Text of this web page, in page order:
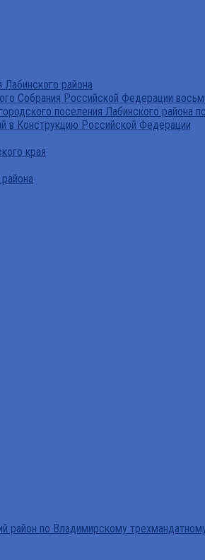
района
Собрания Российской Федерации
поселения Лабинского
в Конструкцию Российской Федерации
края
по Владимирскому